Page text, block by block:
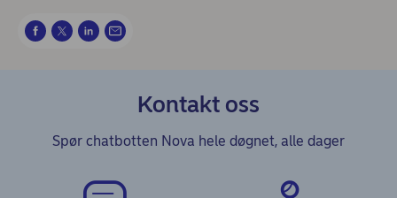
Kontakt oss
Spør chatbotten Nova hele døgnet, alle dager